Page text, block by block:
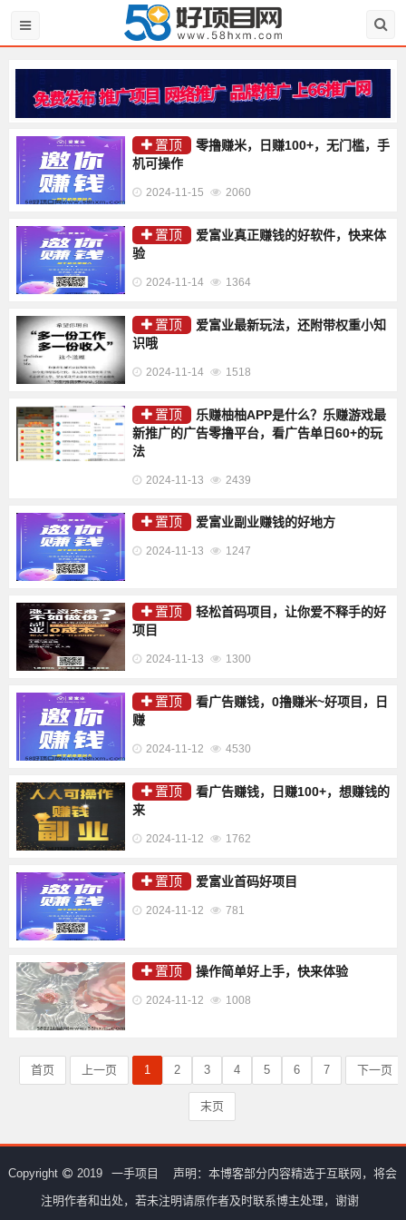
置顶
零撸赚米，日赚100+，无门槛，手
机可操作
2024-11-15 2060
置顶
爱富业真正赚钱的好软件，快来体
验
2024-11-14 1364
置顶
爱富业最新玩法，还附带权重小知
识哦
2024-11-14 1518
置顶
乐赚柚柚APP是什么？乐赚游戏最
新推广的广告零撸平台，看广告单日60+的玩
法
2024-11-13 2439
置顶 爱富业副业赚钱的好地方
2024-11-13 1247
置顶
轻松首码项目，让你爱不释手的好
项目
2024-11-13 1300
置顶
看广告赚钱，0撸赚米~好项目，日
赚
2024-11-12 4530
置顶
看广告赚钱，日赚100+，想赚钱的
来
2024-11-12 1762
置顶 爱富业首码好项目
2024-11-12 781
置顶 操作简单好上手，快来体验
2024-11-12 1008
首页 上一页 1 2 3 4 5 6 7 下一页
末页
Copyright 2019 一手项目
声明：本博客部分内容精选于互联网，将会
注明作者和出处，若未注明请原作者及时联系博主处理，谢谢